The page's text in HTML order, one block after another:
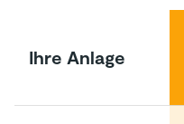
Ihre Anlage